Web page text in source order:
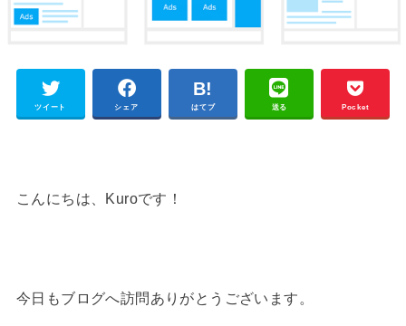
ツイート シェア はてブ 送る Pocket
こんにちは、Kuroです！
今日もブログへ訪問ありがとうございます。